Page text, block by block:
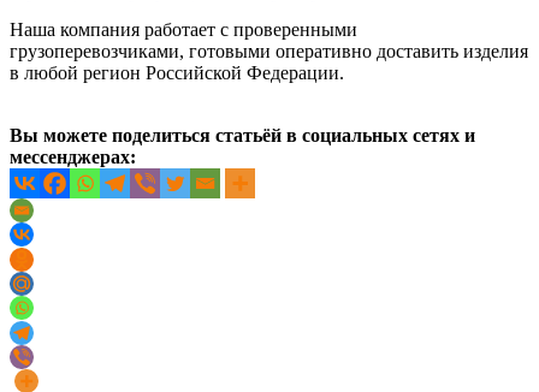
Наша компания работает с проверенными
грузоперевозчиками, готовыми оперативно доставить изделия
в любой регион Российской Федерации.
Вы можете поделиться статьёй в социальных сетях и
мессенджерах: